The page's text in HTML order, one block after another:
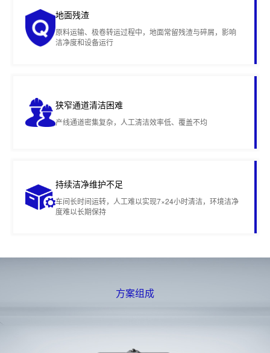
地面残渣
原料运输、极卷转运过程中，地面常留残渣与碎屑，影响
洁净度和设备运行
狭窄通道清洁困难
产线通道密集复杂，人工清洁效率低、覆盖不均
持续洁净维护不足
车间长时间运转，人工难以实现7×24小时清洁，环境洁净
度难以长期保持
方案组成